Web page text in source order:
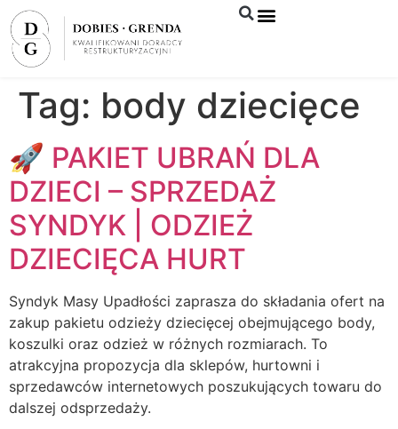
Tag: body dziecięce
🚀 PAKIET UBRAŃ DLA
DZIECI – SPRZEDAŻ
SYNDYK | ODZIEŻ
DZIECIĘCA HURT
Syndyk Masy Upadłości zaprasza do składania ofert na
zakup pakietu odzieży dziecięcej obejmującego body,
koszulki oraz odzież w różnych rozmiarach. To
atrakcyjna propozycja dla sklepów, hurtowni i
sprzedawców internetowych poszukujących towaru do
dalszej odsprzedaży.